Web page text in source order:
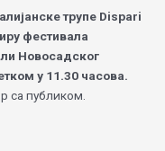
трупе Dispari
фестивала
Новосадског
у 11.30 часова.
са публиком.